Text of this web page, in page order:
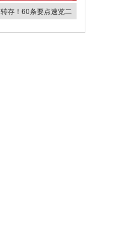
转存！60条要点速览二